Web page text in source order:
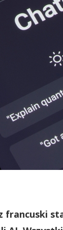
francuski